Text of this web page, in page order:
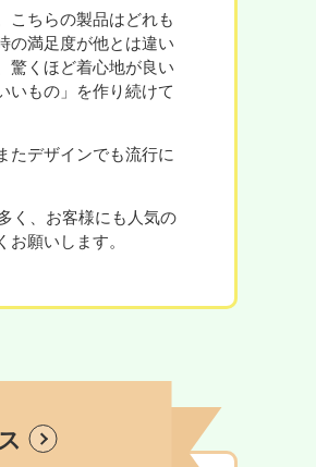
こちらの製品はどれも
の満足度が他とは違い
驚くほど着心地が良い
いもの」を作り続けて
たデザインでも流行に
く、お客様にも人気の
願いします。